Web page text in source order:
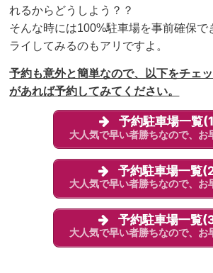
れるからどうしよう？？
そんな時には100%駐車場を事前確保で
ライしてみるのもアリですよ。
予約も意外と簡単なので、以下をチェ
があれば予約してみてください。
予約駐車場一覧
大人気で早い者勝ちなので、お
予約駐車場一覧
大人気で早い者勝ちなので、お
予約駐車場一覧
大人気で早い者勝ちなので、お